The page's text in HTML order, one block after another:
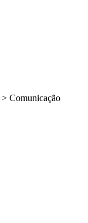
> Comunicação